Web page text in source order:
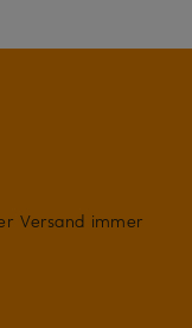
Versand immer